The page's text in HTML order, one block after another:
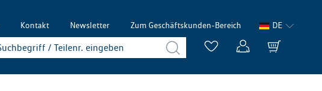
Kontakt Newsletter Zum Geschäftskunden-Bereich DE